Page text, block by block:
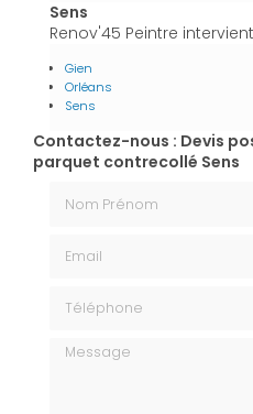
Sens
Renov'45 Peintre
Gien
Orléans
Sens
Contactez-nous : Devis
parquet contrecollé Sens
Message